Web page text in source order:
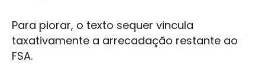
Para piorar, o texto sequer vincula
taxativamente a arrecadação restante ao
FSA.